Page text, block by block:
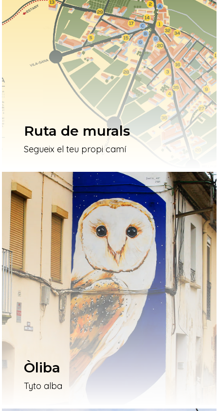
Ruta de murals
Segueix el teu propi camí
Òliba
Tyto alba